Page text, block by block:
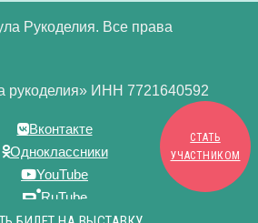
СТАТЬ
УЧАСТНИКОМ
Рукоделия. Все права
ИНН 7721640592
Вконтакте
Одноклассники
YouTube
RuTube
Дзен